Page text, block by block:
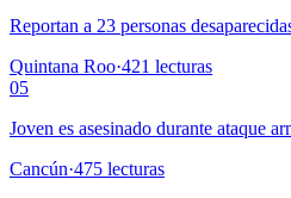
Reportan a 23 personas
Quintana Roo·421 lecturas
05
Joven es asesinado durante ataque
Cancún·475 lecturas